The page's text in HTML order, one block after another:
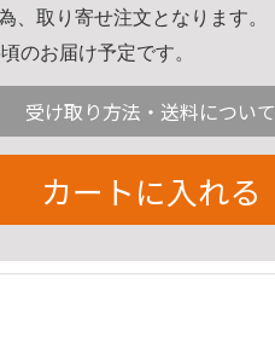
、取り寄せ注文となります。
のお届け予定です。
受け取り方法・送料について
カートに入れる